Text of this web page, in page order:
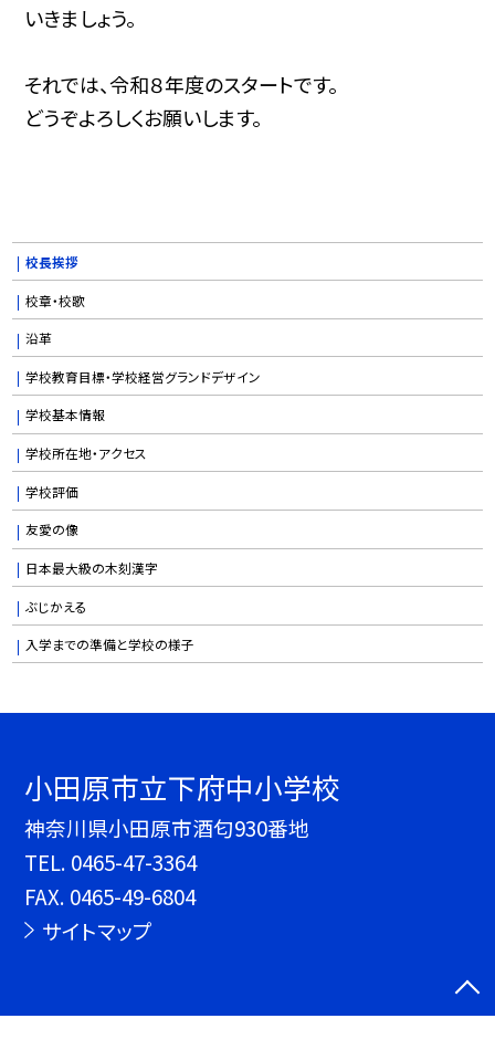
いきましょう。
それでは、令和８年度のスタートです。
どうぞよろしくお願いします。
校長挨拶
校章・校歌
沿革
学校教育目標・学校経営グランドデザイン
学校基本情報
学校所在地・アクセス
学校評価
友愛の像
日本最大級の木刻漢字
ぶじかえる
入学までの準備と学校の様子
小田原市立下府中小学校
神奈川県小田原市酒匂930番地
TEL. 0465-47-3364
FAX. 0465-49-6804
サイトマップ